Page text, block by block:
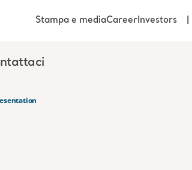
Stampa e mediaCareerInvestors